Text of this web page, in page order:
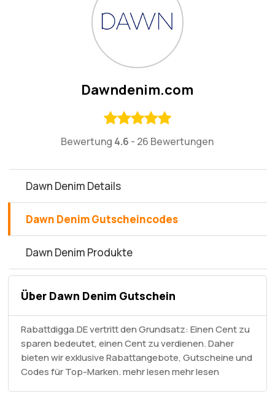
Dawndenim.com
Bewertung 4.6 - 26 Bewertungen
Dawn Denim Details
Dawn Denim Gutscheincodes
Dawn Denim Produkte
Über Dawn Denim Gutschein
Rabattdigga.DE vertritt den Grundsatz: Einen Cent zu
sparen bedeutet, einen Cent zu verdienen. Daher
bieten wir exklusive Rabattangebote, Gutscheine und
Codes für Top-Marken. mehr lesenmehr lesen